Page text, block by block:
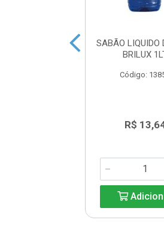
SABÃO LIQUIDO
BRILUX
Código:
R$